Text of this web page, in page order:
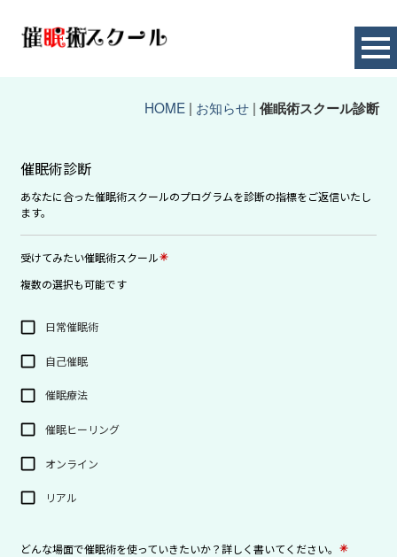
HOME | お知らせ | 催眠術スクール診断